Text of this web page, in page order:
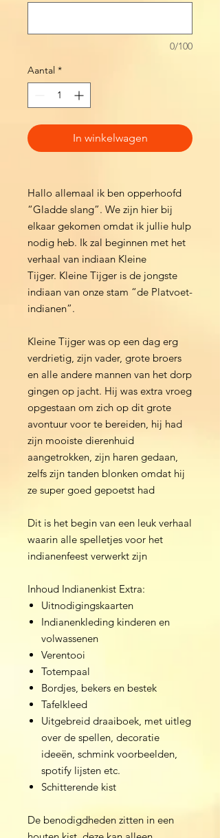
0/100
Aantal *
In winkelwagen
Hallo allemaal ik ben opperhoofd
“Gladde slang”. We zijn hier bij
elkaar gekomen omdat ik jullie hulp
nodig heb. Ik zal beginnen met het
verhaal van indiaan Kleine
Tijger. Kleine Tijger is de jongste
indiaan van onze stam “de Platvoet-
indianen”.
Kleine Tijger was op een dag erg
verdrietig, zijn vader, grote broers
en alle andere mannen van het dorp
gingen op jacht. Hij was extra vroeg
opgestaan om zich op dit grote
avontuur voor te bereiden, hij had
zijn mooiste dierenhuid
aangetrokken, zijn haren gedaan,
zelfs zijn tanden blonken omdat hij
ze super goed gepoetst had
Dit is het begin van een leuk verhaal
waarin alle spelletjes voor het
indianenfeest verwerkt zijn
Inhoud Indianenkist Extra:
Uitnodigingskaarten
Indianenkleding kinderen en
volwassenen
Verentooi
Totempaal
Bordjes, bekers en bestek
Tafelkleed
Uitgebreid draaiboek, met uitleg
over de spellen, decoratie
ideeën, schmink voorbeelden,
spotify lijsten etc.
Schitterende kist
De benodigdheden zitten in een